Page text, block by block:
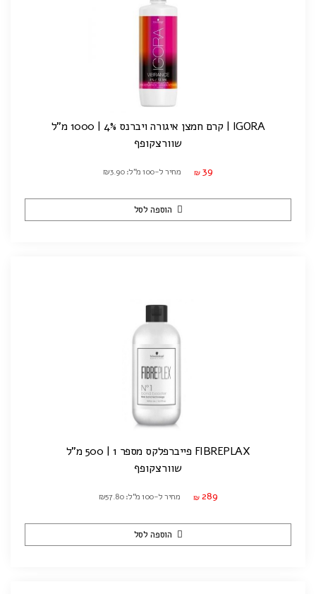
IGORA | קרם חמצן איגורה ויברנס 4% | 1000 מ"ל
שוורצקופף
₪ 39 מחיר ל-100 מ"ל: ₪3.90
הוספה לסל
FIBREPLAX פייברפלקס מספר 1 | 500 מ"ל
שוורצקופף
₪ 289 מחיר ל-100 מ"ל: ₪57.80
הוספה לסל